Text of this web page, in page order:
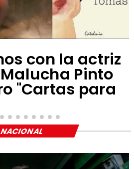
con la actriz
Pinto
"Cartas para
NACIONAL